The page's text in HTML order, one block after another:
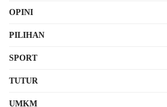
OPINI
PILIHAN
SPORT
TUTUR
UMKM